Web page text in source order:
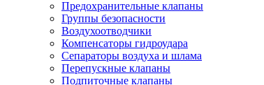
Предохранительные клапаны
Группы безопасности
Воздухоотводчики
Компенсаторы гидроудара
Сепараторы воздуха и шлама
Перепускные клапаны
Подпиточные клапаны